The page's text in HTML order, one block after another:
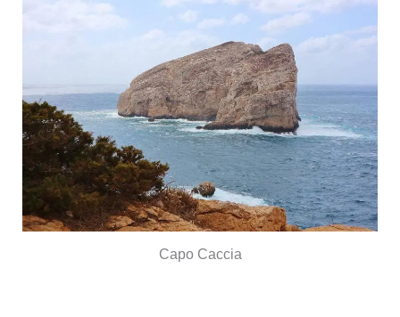
Capo Caccia